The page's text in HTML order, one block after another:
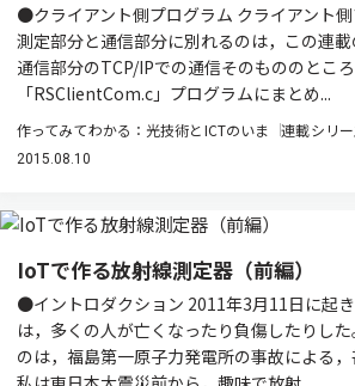
●クライアント側プログラム クライアント
測定部分と通信部分に別れるのは，この連載
通信部分のTCP/IPでの通信そのもののところ
「RSClientCom.c」プログラムにまとめ...
作ってみてわかる：光技術とICTのいま 連載シリ
2015.08.10
IoTで作る放射線測定器（前編）
●イントロダクション 2011年3月11日に起
は，多くの人が亡くなったり負傷したりし
のは，福島第一原子力発電所の事故による，